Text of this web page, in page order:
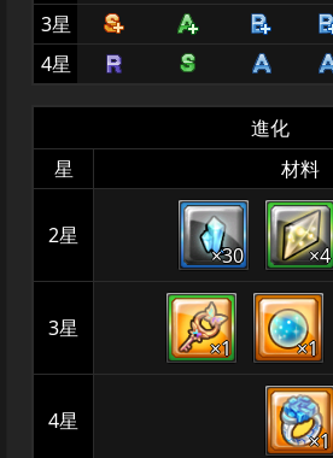
3星
4星
進化
星
材料
2星
×30 ×4
3星
×1 ×1
4星
×1